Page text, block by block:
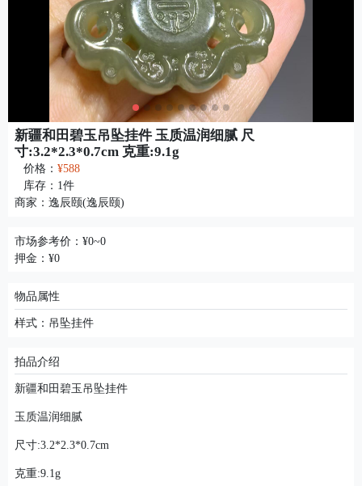
新疆和田碧玉吊坠挂件 ​玉质温润细腻 ​尺
寸:3.2*2.3*0.7cm ​克重:9.1g
价格： ¥588
库存： 1件
商家： 逸辰颐(逸辰颐)
市场参考价：¥0~0
押金：¥0
物品属性
样式：吊坠挂件
拍品介绍
新疆和田碧玉吊坠挂件
​玉质温润细腻
​尺寸:3.2*2.3*0.7cm
​克重:9.1g